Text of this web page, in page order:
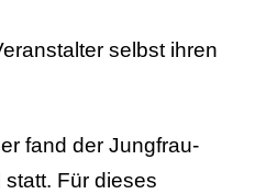
selbst ihren
fand der Jungfrau-
Für dieses